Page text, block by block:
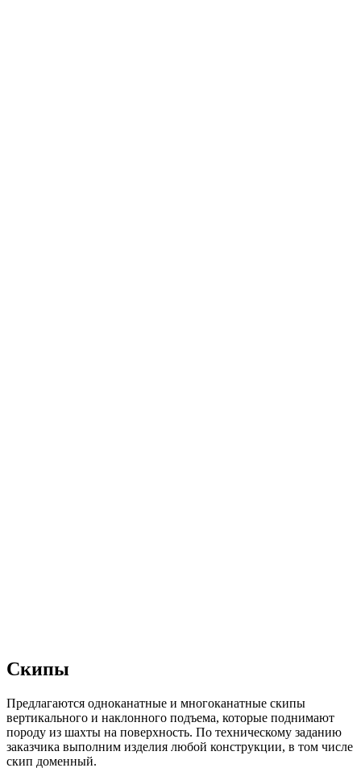
Скипы
Предлагаются одноканатные и многоканатные скипы
вертикального и наклонного подъема, которые поднимают
породу из шахты на поверхность. По техническому заданию
заказчика выполним изделия любой конструкции, в том числе
скип доменный.